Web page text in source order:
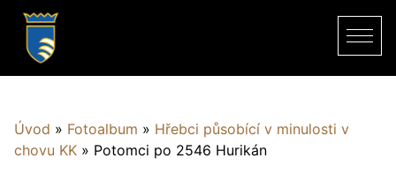
Úvod » Fotoalbum » Hřebci působící v minulosti v
chovu KK » Potomci po 2546 Hurikán